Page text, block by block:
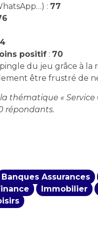
: 77
positif : 70
du jeu grâce à
être frustré de
thématique «
répondants.
Banques Assurances
Immobilier